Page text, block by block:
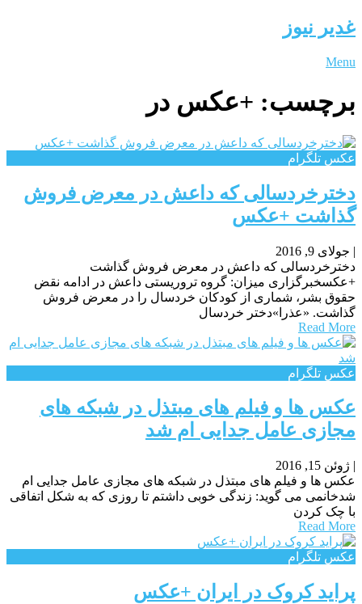
غدیر نیوز
Menu
برچسب: +عکس در
عکس تلگرام
دخترخردسالی که داعش در معرض فروش
گذاشت +عکس
| جولای 9, 2016
دخترخردسالی که داعش در معرض فروش گذاشت
+عکسخبرگزاری میزان: گروه تروریستی داعش در ادامه نقض
حقوق بشر، شماری از کودکان خردسال را در معرض فروش
گذاشت. «عذرا»دختر خردسال
Read More
عکس تلگرام
عکس ها و فیلم های مبتذل در شبکه های
مجازی عامل جدایی ام شد
| ژوئن 15, 2016
عکس ها و فیلم های مبتذل در شبکه های مجازی عامل جدایی ام
شدخانمی می گوید: زندگی خوبی داشتم تا روزی که به شکل اتفاقی
با چک کردن
Read More
عکس تلگرام
پراید کروک در ایران +عکس